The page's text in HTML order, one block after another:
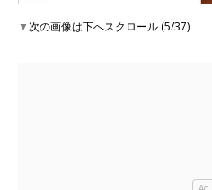
▼次の画像は下へスクロール (5/37)